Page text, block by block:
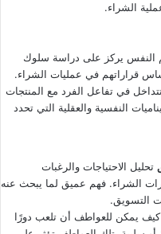
الشراء.
النفس يركز على دراسة سلوك
قراراتهم في عمليات الشراء.
في تفاعل الفرد مع المنتجات
النفسية والعقلية التي تحدد
تحليل الاحتياجات والرغبات
الشراء. فهم عميق لما يبحث عنه
التسويق.
كيف يمكن للعواطف أن تلعب دورًا